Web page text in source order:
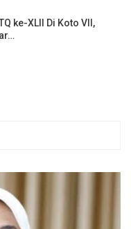
ke-XLII Di Koto VII,